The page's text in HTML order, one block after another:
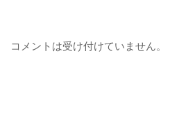
コメントは受け付けていません。